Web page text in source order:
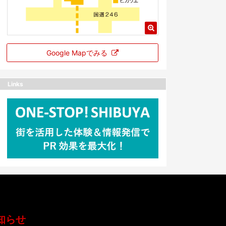
Google Mapでみる
Links
らせ